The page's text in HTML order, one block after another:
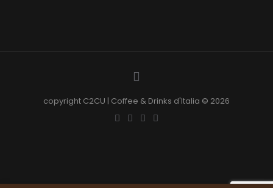
copyright C2CU | Coffee & Drinks d'Italia © 2026